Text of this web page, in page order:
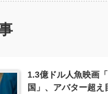
1.3億ドル人魚映画
国」、アバター超え